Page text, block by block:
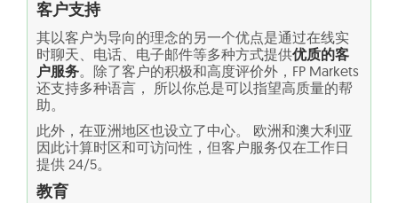
客户支持
其以客户为导向的理念的另一个优点是通过在线实
时聊天、电话、电子邮件等多种方式提供优质的客
户服务。除了客户的积极和高度评价外，FP Markets
还支持多种语言， 所以你总是可以指望高质量的帮
助。
此外，在亚洲地区也设立了中心。 欧洲和澳大利亚
因此计算时区和可访问性，但客户服务仅在工作日
提供 24/5。
教育